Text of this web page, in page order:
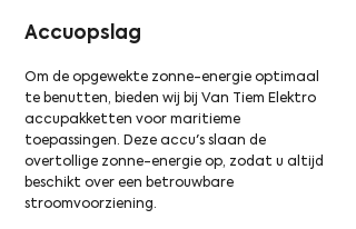
Accuopslag
Om de opgewekte zonne-energie optimaal
te benutten, bieden wij bij Van Tiem Elektro
accupakketten voor maritieme
toepassingen. Deze accu's slaan de
overtollige zonne-energie op, zodat u altijd
beschikt over een betrouwbare
stroomvoorziening.